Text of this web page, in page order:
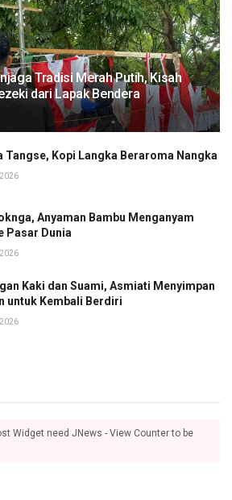
Tradisi Merah Putih, Kisah
dari Lapak Bendera
Tangse, Kopi Langka Beraroma Nangka
Anyaman Bambu Menganyam
Pasar Dunia
Kaki dan Suami, Asmiati Menyimpan
untuk Kembali Berdiri
Widget need JNews - View Counter to be